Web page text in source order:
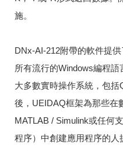
施。
DNx-AI-212附帶的軟件提
所有流行的Windows編程
大多數實時操作系統，包括
後，UEIDAQ框架為那些在
MATLAB / Simulink或任何
程序）中創建應用程序的人